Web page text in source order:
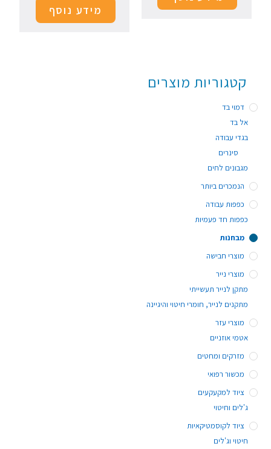
מידע נוסף
קטגוריות מוצרים
דמוי בד
אל בד
בגדי עבודה
סינרים
מגבונים לחים
הנמכרים ביותר
כפפות עבודה
כפפות חד פעמיות
מבחנות
מוצרי חבישה
מוצרי נייר
מתקן לנייר תעשייתי
מתקנים לנייר, חומרי חיטוי והיגיינה
מוצרי עזר
אטמי אוזניים
מזרקים ומחטים
מכשור רפואי
ציוד למקעקעים
ג'לים וחיטוי
ציוד לקוסמטיקאיות
חיטוי וג'לים